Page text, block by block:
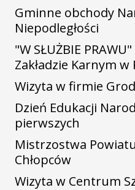
Gminne obchody
Niepodległości
"W SŁUŻBIE
Zakładzie Karnym w
Wizyta w firmie
Dzień Edukacji
pierwszych
Mistrzostwa
Chłopców
Wizyta w Centrum